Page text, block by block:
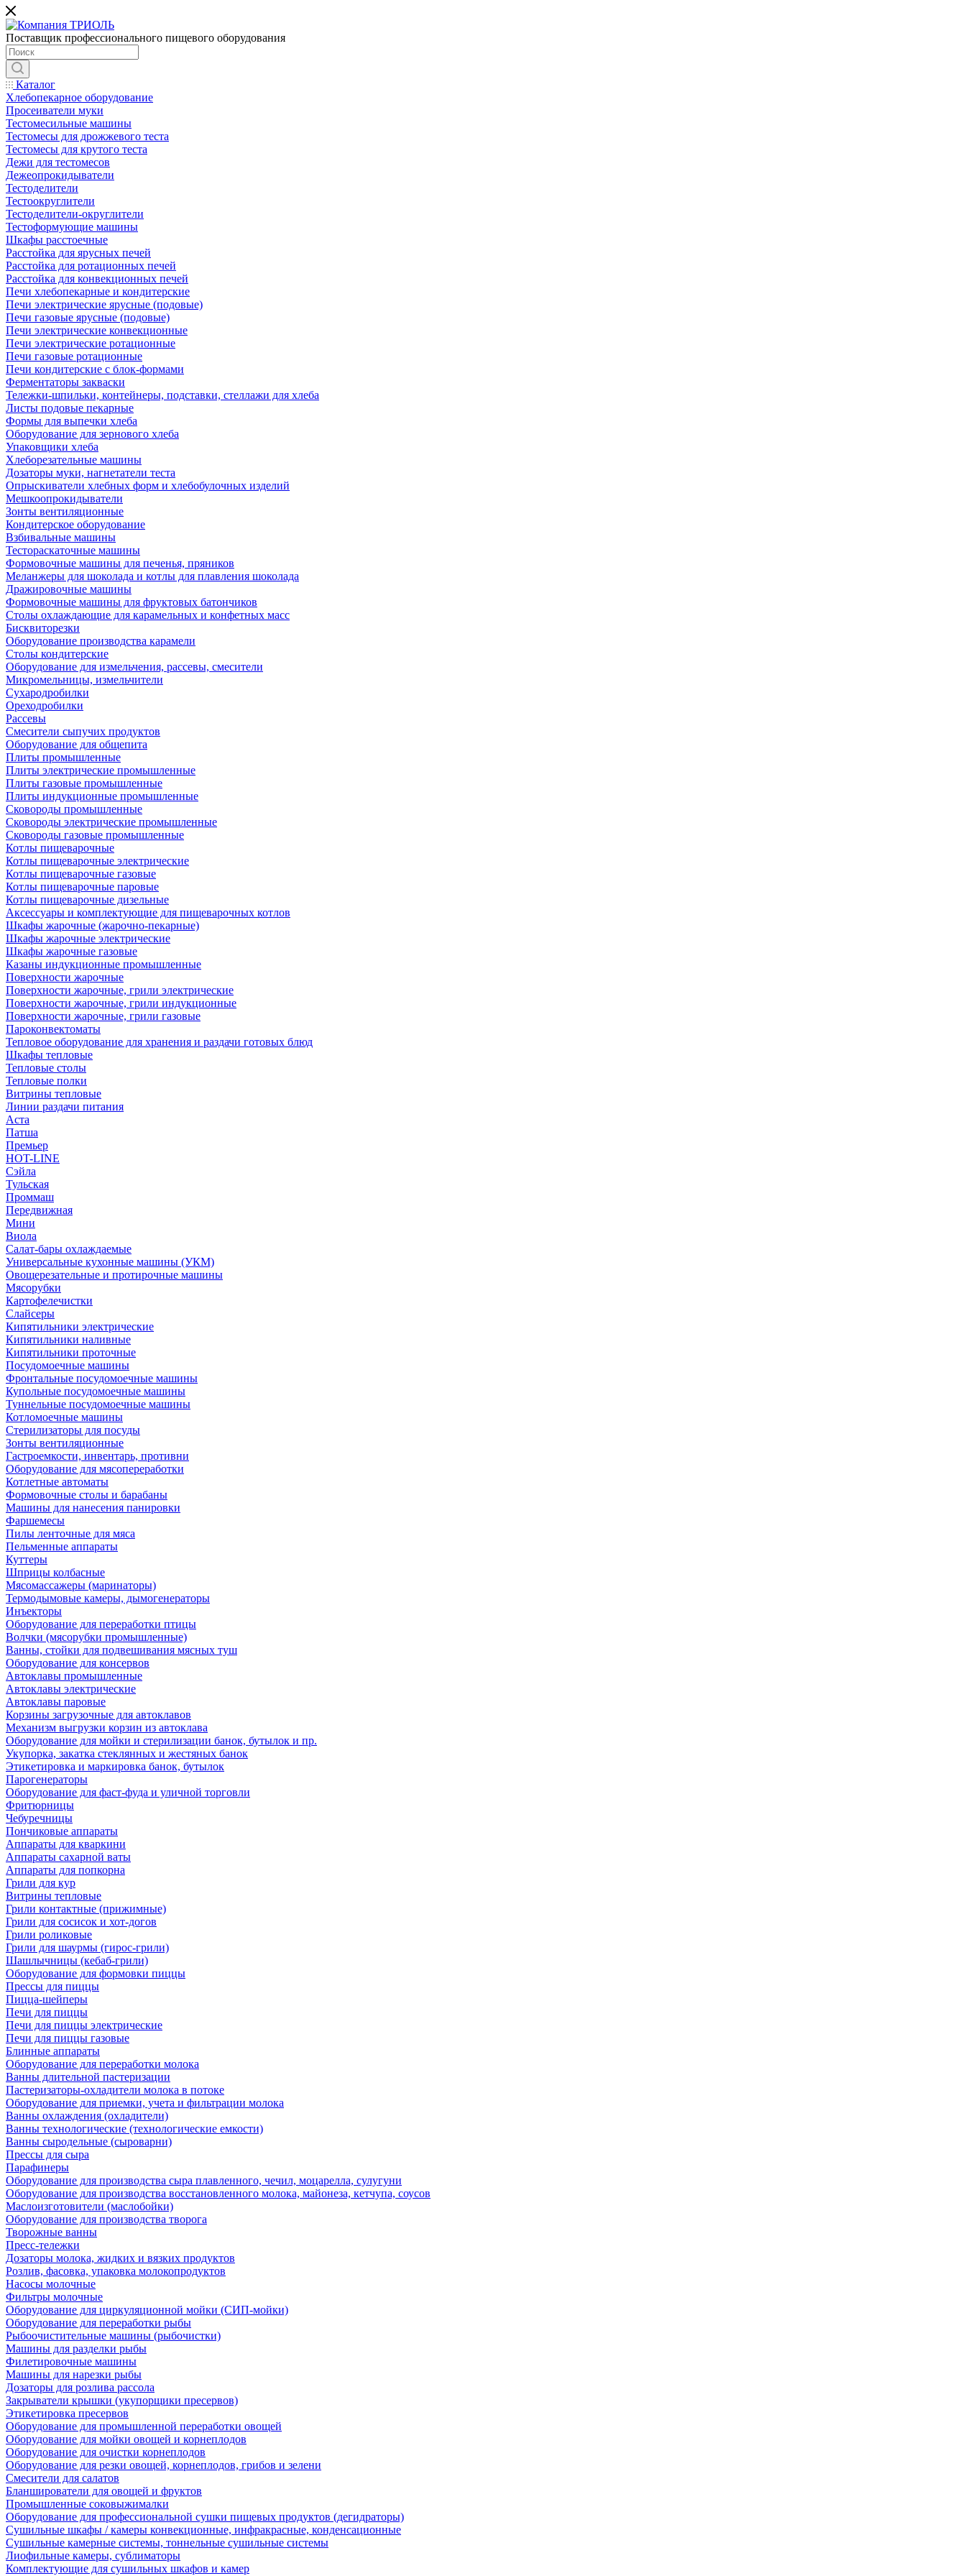
Поставщик профессионального пищевого оборудования
Каталог
Хлебопекарное оборудование
Просеиватели муки
Тестомесильные машины
Тестомесы для дрожжевого теста
Тестомесы для крутого теста
Дежи для тестомесов
Дежеопрокидыватели
Тестоделители
Тестоокруглители
Тестоделители-округлители
Тестоформующие машины
Шкафы расстоечные
Расстойка для ярусных печей
Расстойка для ротационных печей
Расстойка для конвекционных печей
Печи хлебопекарные и кондитерские
Печи электрические ярусные (подовые)
Печи газовые ярусные (подовые)
Печи электрические конвекционные
Печи электрические ротационные
Печи газовые ротационные
Печи кондитерские с блок-формами
Ферментаторы закваски
Тележки-шпильки, контейнеры, подставки, стеллажи для хлеба
Листы подовые пекарные
Формы для выпечки хлеба
Оборудование для зернового хлеба
Упаковщики хлеба
Хлеборезательные машины
Дозаторы муки, нагнетатели теста
Опрыскиватели хлебных форм и хлебобулочных изделий
Мешкоопрокидыватели
Зонты вентиляционные
Кондитерское оборудование
Взбивальные машины
Тестораскаточные машины
Формовочные машины для печенья, пряников
Меланжеры для шоколада и котлы для плавления шоколада
Дражировочные машины
Формовочные машины для фруктовых батончиков
Столы охлаждающие для карамельных и конфетных масс
Бисквиторезки
Оборудование производства карамели
Столы кондитерские
Оборудование для измельчения, рассевы, смесители
Микромельницы, измельчители
Сухародробилки
Ореходробилки
Рассевы
Смесители сыпучих продуктов
Оборудование для общепита
Плиты промышленные
Плиты электрические промышленные
Плиты газовые промышленные
Плиты индукционные промышленные
Сковороды промышленные
Сковороды электрические промышленные
Сковороды газовые промышленные
Котлы пищеварочные
Котлы пищеварочные электрические
Котлы пищеварочные газовые
Котлы пищеварочные паровые
Котлы пищеварочные дизельные
Аксессуары и комплектующие для пищеварочных котлов
Шкафы жарочные (жарочно-пекарные)
Шкафы жарочные электрические
Шкафы жарочные газовые
Казаны индукционные промышленные
Поверхности жарочные
Поверхности жарочные, грили электрические
Поверхности жарочные, грили индукционные
Поверхности жарочные, грили газовые
Пароконвектоматы
Тепловое оборудование для хранения и раздачи готовых блюд
Шкафы тепловые
Тепловые столы
Тепловые полки
Витрины тепловые
Линии раздачи питания
Аста
Патша
Премьер
HOT-LINE
Сэйла
Тульская
Проммаш
Передвижная
Мини
Виола
Салат-бары охлаждаемые
Универсальные кухонные машины (УКМ)
Овощерезательные и протирочные машины
Мясорубки
Картофелечистки
Слайсеры
Кипятильники электрические
Кипятильники наливные
Кипятильники проточные
Посудомоечные машины
Фронтальные посудомоечные машины
Купольные посудомоечные машины
Туннельные посудомоечные машины
Котломоечные машины
Стерилизаторы для посуды
Зонты вентиляционные
Гастроемкости, инвентарь, противни
Оборудование для мясопереработки
Котлетные автоматы
Формовочные столы и барабаны
Машины для нанесения панировки
Фаршемесы
Пилы ленточные для мяса
Пельменные аппараты
Куттеры
Шприцы колбасные
Мясомассажеры (маринаторы)
Термодымовые камеры, дымогенераторы
Инъекторы
Оборудование для переработки птицы
Волчки (мясорубки промышленные)
Ванны, стойки для подвешивания мясных туш
Оборудование для консервов
Автоклавы промышленные
Автоклавы электрические
Автоклавы паровые
Корзины загрузочные для автоклавов
Механизм выгрузки корзин из автоклава
Оборудование для мойки и стерилизации банок, бутылок и пр.
Укупорка, закатка стеклянных и жестяных банок
Этикетировка и маркировка банок, бутылок
Парогенераторы
Оборудование для фаст-фуда и уличной торговли
Фритюрницы
Чебуречницы
Пончиковые аппараты
Аппараты для кваркини
Аппараты сахарной ваты
Аппараты для попкорна
Грили для кур
Витрины тепловые
Грили контактные (прижимные)
Грили для сосисок и хот-догов
Грили роликовые
Грили для шаурмы (гирос-грили)
Шашлычницы (кебаб-грили)
Оборудование для формовки пиццы
Прессы для пиццы
Пицца-шейперы
Печи для пиццы
Печи для пиццы электрические
Печи для пиццы газовые
Блинные аппараты
Оборудование для переработки молока
Ванны длительной пастеризации
Пастеризаторы-охладители молока в потоке
Оборудование для приемки, учета и фильтрации молока
Ванны охлаждения (охладители)
Ванны технологические (технологические емкости)
Ванны сыродельные (сыроварни)
Прессы для сыра
Парафинеры
Оборудование для производства сыра плавленного, чечил, моцарелла, сулугуни
Оборудование для производства восстановленного молока, майонеза, кетчупа, соусов
Маслоизготовители (маслобойки)
Оборудование для производства творога
Творожные ванны
Пресс-тележки
Дозаторы молока, жидких и вязких продуктов
Розлив, фасовка, упаковка молокопродуктов
Насосы молочные
Фильтры молочные
Оборудование для циркуляционной мойки (СИП-мойки)
Оборудование для переработки рыбы
Рыбоочистительные машины (рыбочистки)
Машины для разделки рыбы
Филетировочные машины
Машины для нарезки рыбы
Дозаторы для розлива рассола
Закрыватели крышки (укупорщики пресервов)
Этикетировка пресервов
Оборудование для промышленной переработки овощей
Оборудование для мойки овощей и корнеплодов
Оборудование для очистки корнеплодов
Оборудование для резки овощей, корнеплодов, грибов и зелени
Смесители для салатов
Бланширователи для овощей и фруктов
Промышленные соковыжималки
Оборудование для профессиональной сушки пищевых продуктов (дегидраторы)
Сушильные шкафы / камеры конвекционные, инфракрасные, конденсационные
Сушильные камерные системы, тоннельные сушильные системы
Лиофильные камеры, сублиматоры
Комплектующие для сушильных шкафов и камер